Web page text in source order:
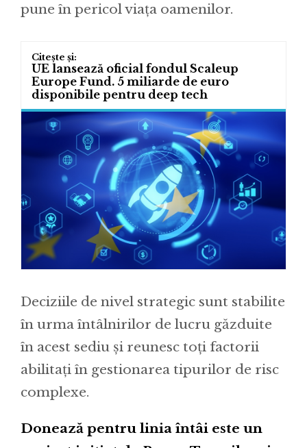
pune în pericol viața oamenilor.
UE lansează oficial fondul Scaleup
Europe Fund. 5 miliarde de euro
disponibile pentru deep tech
Deciziile de nivel strategic sunt stabilite
în urma întâlnirilor de lucru găzduite
în acest sediu și reunesc toți factorii
abilitați în gestionarea tipurilor de risc
complexe.
Donează pentru linia întâi este un